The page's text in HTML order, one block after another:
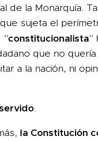
de la Monarquía.
sujeta el
"constitucionalista"
que no
a la nación, ni
.
la Constitución